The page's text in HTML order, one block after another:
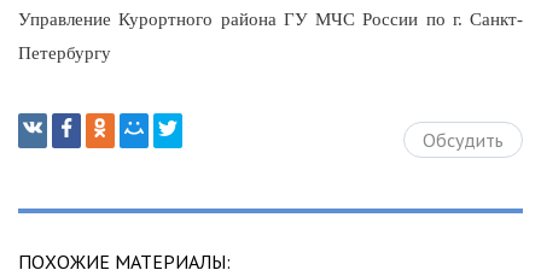
Управление Курортного района ГУ МЧС России по г. Санкт-
Петербургу
Обсудить
ПОХОЖИЕ МАТЕРИАЛЫ: